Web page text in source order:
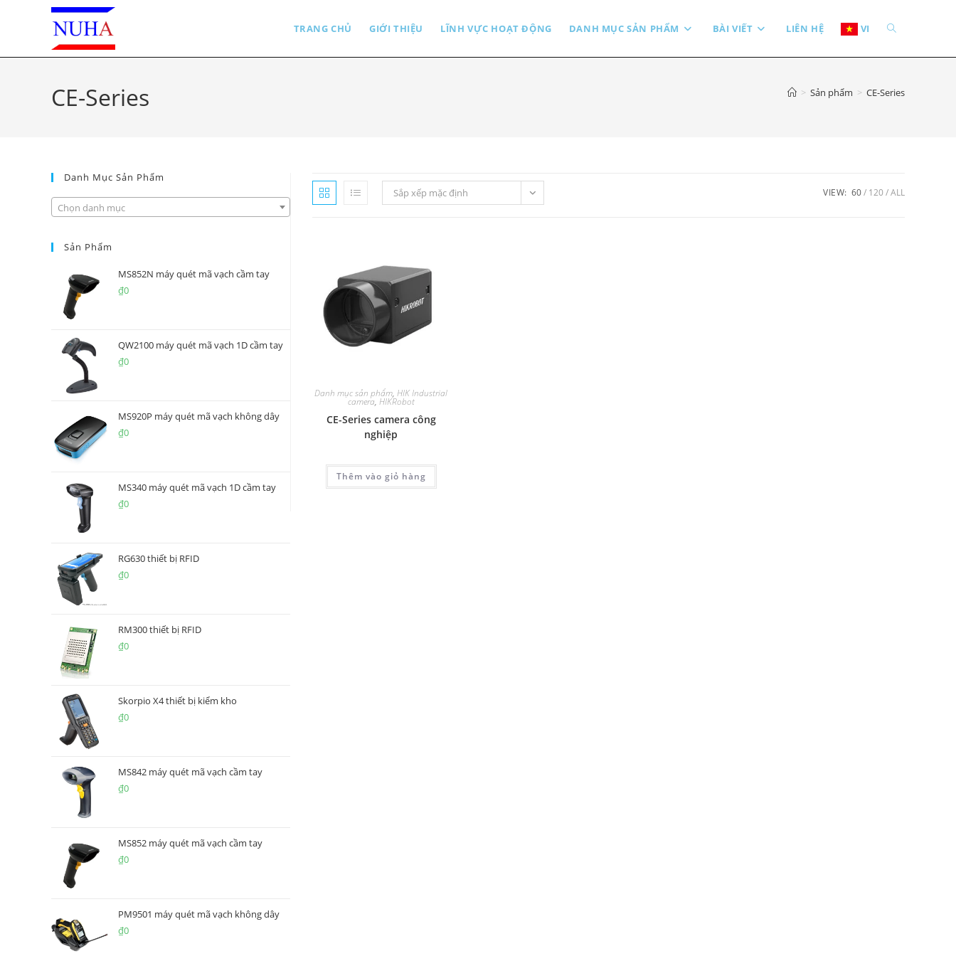
TRANG CHỦ GIỚI THIỆU LĨNH VỰC HOẠT ĐỘNG DANH MỤC SẢN PHẨM BÀI VIẾT LIÊN HỆ VI TOGGLE
CE-Series > Sản phẩm > CE-Series
Sắp xếp mặc định VIEW: 60 120 ALL
Danh mục sản phẩm,HIK Industrial
camera, HIKRobot
CE-Series camera công
nghiệp
Thêm vào giỏ hàng
Danh Mục Sản Phẩm
Chọn danh mục
Sản Phẩm
MS852N máy quét mã vạch cầm tay
₫0
QW2100 máy quét mã vạch 1D cầm tay
₫0
MS920P máy quét mã vạch không dây
₫0
MS340 máy quét mã vạch 1D cầm tay
₫0
RG630 thiết bị RFID
₫0
RM300 thiết bị RFID
₫0
Skorpio X4 thiết bị kiểm kho
₫0
MS842 máy quét mã vạch cầm tay
₫0
MS852 máy quét mã vạch cầm tay
₫0
PM9501 máy quét mã vạch không dây
₫0